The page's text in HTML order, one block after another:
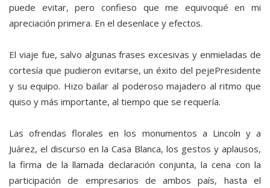
puede evitar, pero confieso que me equivoqué en mi
apreciación primera. En el desenlace y efectos.
El viaje fue, salvo algunas frases excesivas y enmieladas de
cortesía que pudieron evitarse, un éxito del pejePresidente
y su equipo. Hizo bailar al poderoso majadero al ritmo que
quiso y más importante, al tiempo que se requería.
Las ofrendas florales en los monumentos a Lincoln y a
Juárez, el discurso en la Casa Blanca, los gestos y aplausos,
la firma de la llamada declaración conjunta, la cena con la
participación de empresarios de ambos país, hasta el